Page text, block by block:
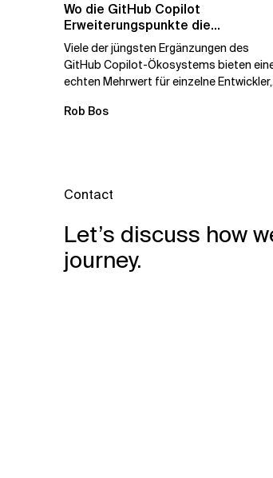
Wo die GitHub Copilot
Erweiterungspunkte die
Governance brechen
Viele der jüngsten Ergänzungen des
GitHub Copilot-Ökosystems bieten
echten Mehrwert für einzelne Entwickler,
Rob Bos
Contact
Let’s discuss how
journey.